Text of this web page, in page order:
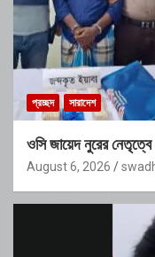
প্রচ্ছদ সারাদেশ
ওসি জায়েদ নুরের নেতৃত্বে
August 6, 2026